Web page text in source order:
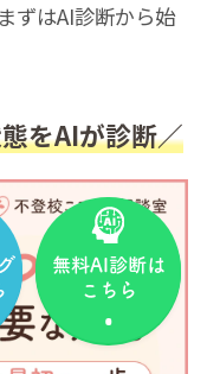
ずはAI診断から始
をAIが診断／
無料AI診断は
こちら